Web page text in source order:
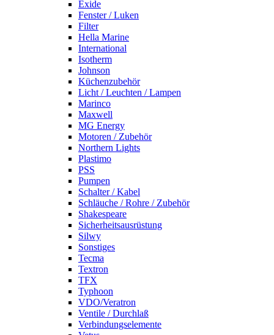
Exide
Fenster / Luken
Filter
Hella Marine
International
Isotherm
Johnson
Küchenzubehör
Licht / Leuchten / Lampen
Marinco
Maxwell
MG Energy
Motoren / Zubehör
Northern Lights
Plastimo
PSS
Pumpen
Schalter / Kabel
Schläuche / Rohre / Zubehör
Shakespeare
Sicherheitsausrüstung
Silwy
Sonstiges
Tecma
Textron
TFX
Typhoon
VDO/Veratron
Ventile / Durchlaß
Verbindungselemente